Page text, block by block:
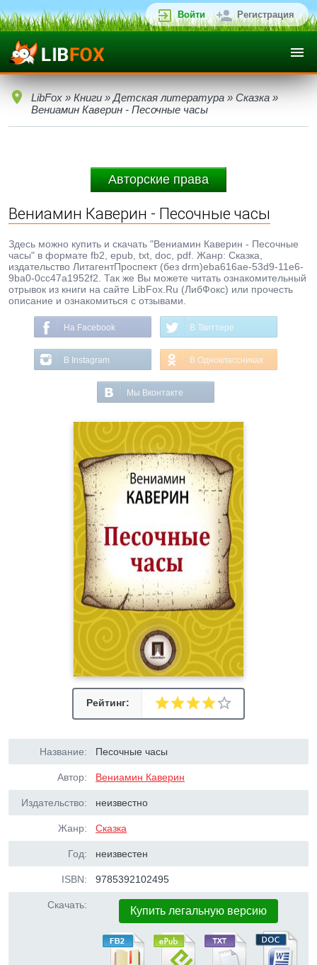
Войти Регистрация
LibFox » Книги » Детская литература » Сказка »
Вениамин Каверин - Песочные часы
Авторские права
Вениамин Каверин - Песочные часы
Здесь можно купить и скачать "Вениамин Каверин - Песочные
часы" в формате fb2, epub, txt, doc, pdf. Жанр: Сказка,
издательство ЛитагентПроспект (без drm)eba616ae-53d9-11e6-
9ba0-0cc47a1952f2. Так же Вы можете читать ознакомительный
отрывок из книги на сайте LibFox.Ru (ЛибФокс) или прочесть
описание и ознакомиться с отзывами.
На Facebook В Твиттере
В Instagram В Одноклассниках
Мы Вконтакте
Рейтинг:
Название: Песочные часы
Автор: Вениамин Каверин
Издательство: неизвестно
Жанр: Сказка
Год: неизвестен
ISBN: 9785392102495
Скачать: Купить легальную версию